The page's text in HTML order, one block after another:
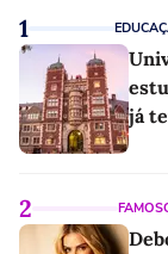
1
já
2